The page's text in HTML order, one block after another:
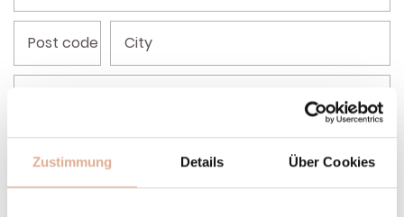
Zustimmung Details Über Cookies
Post code City